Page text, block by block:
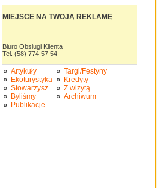
MIEJSCE NA TWOJĄ REKLAMĘ
Biuro Obsługi Klienta
Tel. (58) 774 57 54
» Artykuły
» Ekoturystyka
» Stowarzysz.
» Byliśmy
» Publikacje
» Targi/Festyny
» Kredyty
» Z wizytą
» Archiwum